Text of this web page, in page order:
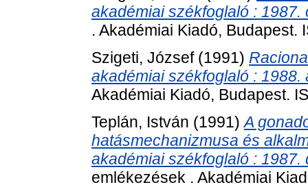
akadémiai székfoglaló : 1987.
. Akadémiai Kiadó, Budapest.
Szigeti, József(1991)
akadémiai székfoglaló : 1988.
Akadémiai Kiadó, Budapest.
Teplán, István (1991)A
hatásmechanizmusa és
akadémiai székfoglaló : 1987.
emlékezések . Akadémiai